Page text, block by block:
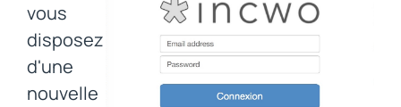
vous
disposez
d'une
nouvelle